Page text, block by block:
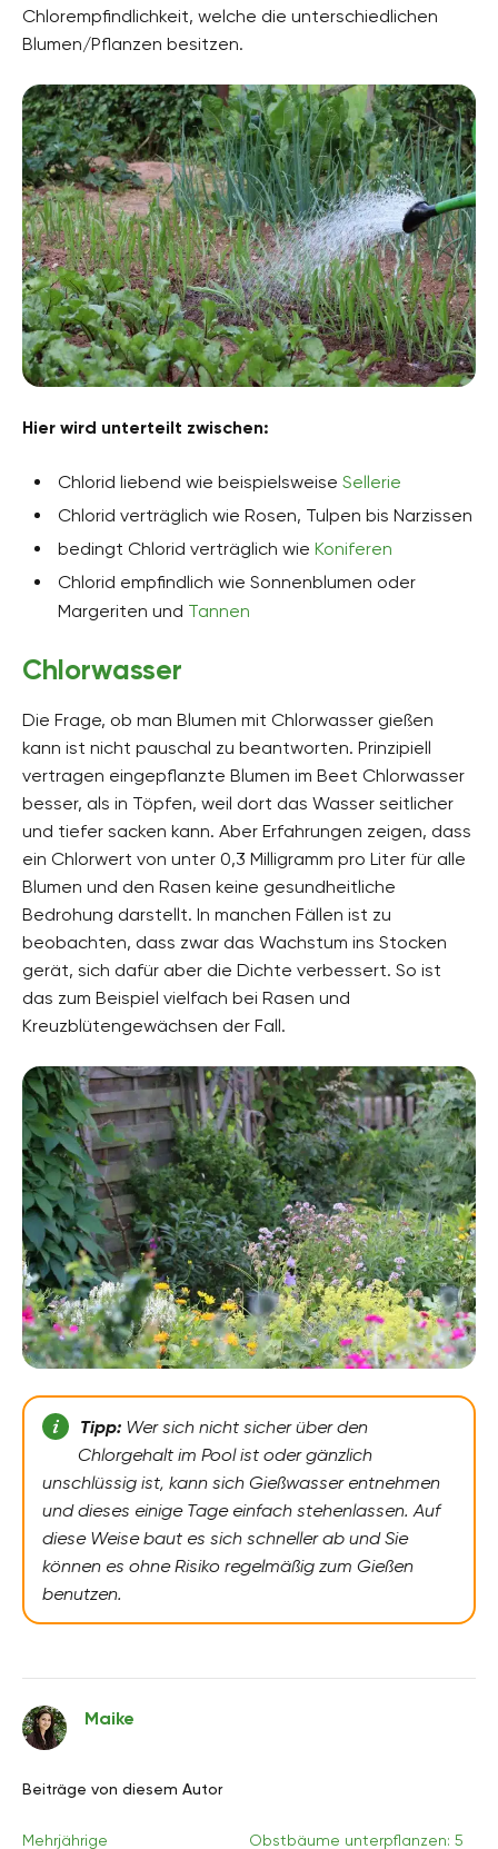
Chlorempfindlichkeit, welche die unterschiedlichen
Blumen/Pflanzen besitzen.
Hier wird unterteilt zwischen:
Chlorid liebend wie beispielsweise Sellerie
Chlorid verträglich wie Rosen, Tulpen bis Narzissen
bedingt Chlorid verträglich wie Koniferen
Chlorid empfindlich wie Sonnenblumen oder
Margeriten und Tannen
Chlorwasser
Die Frage, ob man Blumen mit Chlorwasser gießen
kann ist nicht pauschal zu beantworten. Prinzipiell
vertragen eingepflanzte Blumen im Beet Chlorwasser
besser, als in Töpfen, weil dort das Wasser seitlicher
und tiefer sacken kann. Aber Erfahrungen zeigen, dass
ein Chlorwert von unter 0,3 Milligramm pro Liter für alle
Blumen und den Rasen keine gesundheitliche
Bedrohung darstellt. In manchen Fällen ist zu
beobachten, dass zwar das Wachstum ins Stocken
gerät, sich dafür aber die Dichte verbessert. So ist
das zum Beispiel vielfach bei Rasen und
Kreuzblütengewächsen der Fall.
Tipp:Wer sich nicht sicher über den
Chlorgehalt im Pool ist oder gänzlich
unschlüssig ist, kann sich Gießwasser entnehmen
und dieses einige Tage einfach stehenlassen. Auf
diese Weise baut es sich schneller ab und Sie
können es ohne Risiko regelmäßig zum Gießen
benutzen.
Maike
Beiträge von diesem Autor
Mehrjährige Obstbäume unterpflanzen: 5